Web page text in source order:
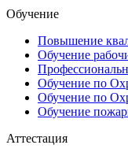
Обучение
Повышение
Обучение
Обучение по
Обучение по
Обучение
Аттестация